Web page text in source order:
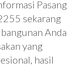
Pasang
sekarang
Anda
yang
hasil